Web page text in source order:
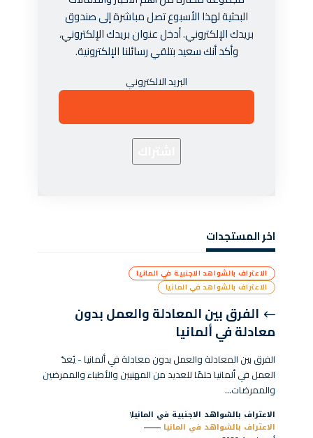
البحثية لهذا الأسبوع تصل مباشرة إلى صندوق
بريدك الإلكتروني. أدخل عنوان بريدك الإلكتروني،
وأكد أنك سعيد بتلقي رسائلنا الإلكترونية.
البريد الالكتروني
اخر المستجدات
الاعتراف بالشواهد الاجنبية في المانيا
الاعتراف بالشواهد في المانيا
الفرق بين المعادلة والعمل بدون
معادلة في ألمانيا
الفرق بين المعادلة والعمل بدون معادلة في ألمانيا - يُعدّ
العمل في ألمانيا حلمًا للعديد من المهنيين والأطباء والممرضين
والممرضات…
الاعتراف بالشواهد الاجنبية في المانيا
الاعتراف بالشواهد في المانيا